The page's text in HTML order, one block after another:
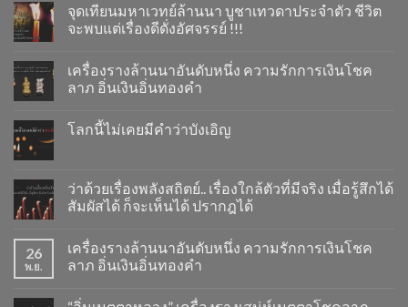
จุดเทียนมหาเวทย์ล้านนา บูชาเทวดาประจำตัว ชีวิต
จะพบแต่เรื่องดีดั่งอัศจรรย์ !!!
เครื่องรางล้านนาอันดับหนึ่ง ความรักการเงินโชค
ลาภ อิ่นเงินอิ่นทองคำ
โลกนี้ไม่เคยมีคำว่าบังเอิญ
ว่าด้วยเรื่องพลังสถิตย์.. เรื่องใกล้ตัวที่มีจริง เมื่อรู้สึกได้
สัมผัสได้ ก็จะเห็นได้ ปรากฎได้
26
พ.ย.
เครื่องรางล้านนาอันดับหนึ่ง ความรักการเงินโชค
ลาภ อิ่นเงินอิ่นทองคำ